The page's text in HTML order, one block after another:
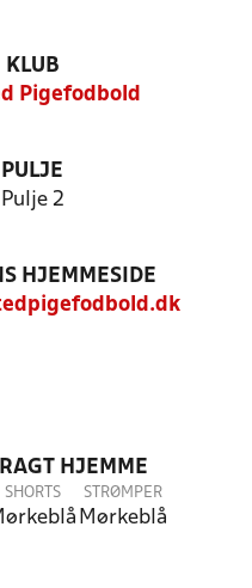
KLUB
Pigefodbold
PULJE
Pulje 2
HJEMMESIDE
HJEMME
SHORTS STRØMPER
Mørkeblå